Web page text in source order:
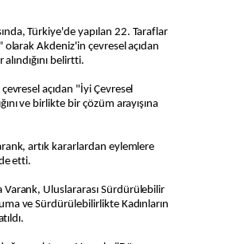
Türkiye'de yapılan 22. Taraflar
Akdeniz'in çevresel açıdan
belirtti.
açıdan "İyi Çevresel
ve birlikte bir çözüm arayışına
artık kararlardan eylemlere
etti.
Varank, Uluslararası Sürdürülebilir
ve Sürdürülebilirlikte Kadınların